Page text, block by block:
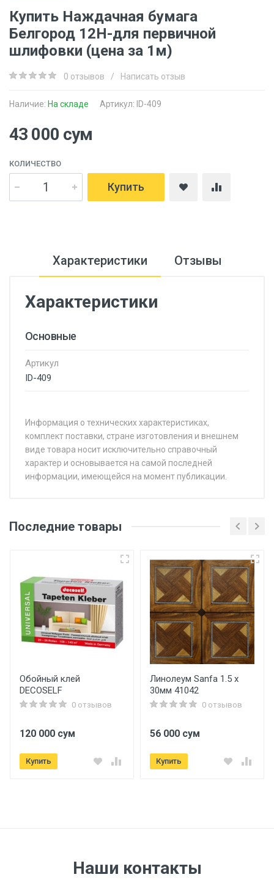
Купить Наждачная бумага
Белгород 12H-для первичной
шлифовки (цена за 1м)
0 отзывов / Написать отзыв
Наличие: На складе Артикул: ID-409
43 000 сум
КОЛИЧЕСТВО
Купить
Характеристики Отзывы
Характеристики
Основные
Артикул
ID-409
Информация о технических характеристиках,
комплект поставки, стране изготовления и внешнем
виде товара носит исключительно справочный
характер и основывается на самой последней
информации, имеющейся на момент публикации.
Последние товары
Обойный клей
DECOSELF
0 отзывов
120 000 сум
Купить
Линолеум Sanfa 1.5 x
30мм 41042
0 отзывов
56 000 сум
Купить
Наши контакты